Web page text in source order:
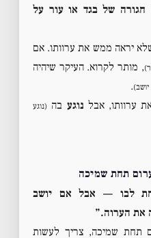
חגורה של בגד או עור על
יראה ממש את ערוותו. אם
, מותר לקרוא. העיקר שיהיה
.
ערוותו, אבל נוגע בה (נוגע
תחת שמיכה
לבו — אבל אם יושב
את הערוה.”
תחת שמיכה, צריך לעשות